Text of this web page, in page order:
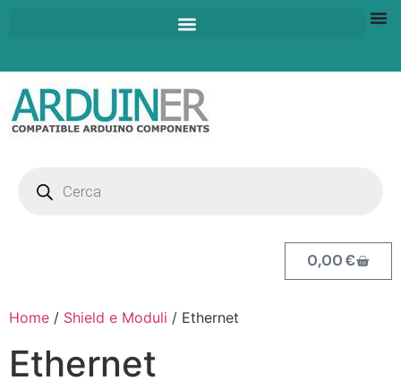
0,00€
Home / Shield e Moduli / Ethernet
Ethernet